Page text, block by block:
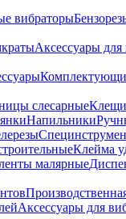
вибраторы
Аксессуары
слесарныеКлещи
Напильники
Клейма
малярные
Аксессуары для